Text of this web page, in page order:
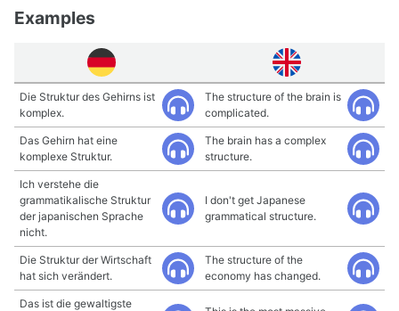
Examples
Die Struktur des Gehirns ist
komplex.
The structure of the brain is
complicated.
Das Gehirn hat eine
komplexe Struktur.
The brain has a complex
structure.
Ich verstehe die
grammatikalische Struktur
der japanischen Sprache
nicht.
I don't get Japanese
grammatical structure.
Die Struktur der Wirtschaft
hat sich verändert.
The structure of the
economy has changed.
Das ist die gewaltigste